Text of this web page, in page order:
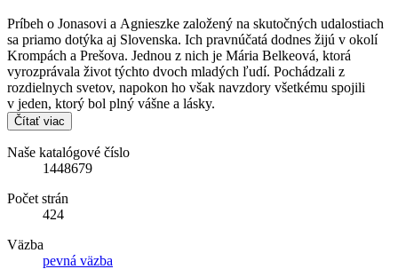
Príbeh o Jonasovi a Agnieszke založený na skutočných udalostiach
sa priamo dotýka aj Slovenska. Ich pravnúčatá dodnes žijú v okolí
Krompách a Prešova. Jednou z nich je Mária Belkeová, ktorá
vyrozprávala život týchto dvoch mladých ľudí. Pochádzali z
rozdielnych svetov, napokon ho však navzdory všetkému spojili
v jeden, ktorý bol plný vášne a lásky.
Čítať viac
Naše katalógové číslo
1448679
Počet strán
424
Väzba
pevná väzba